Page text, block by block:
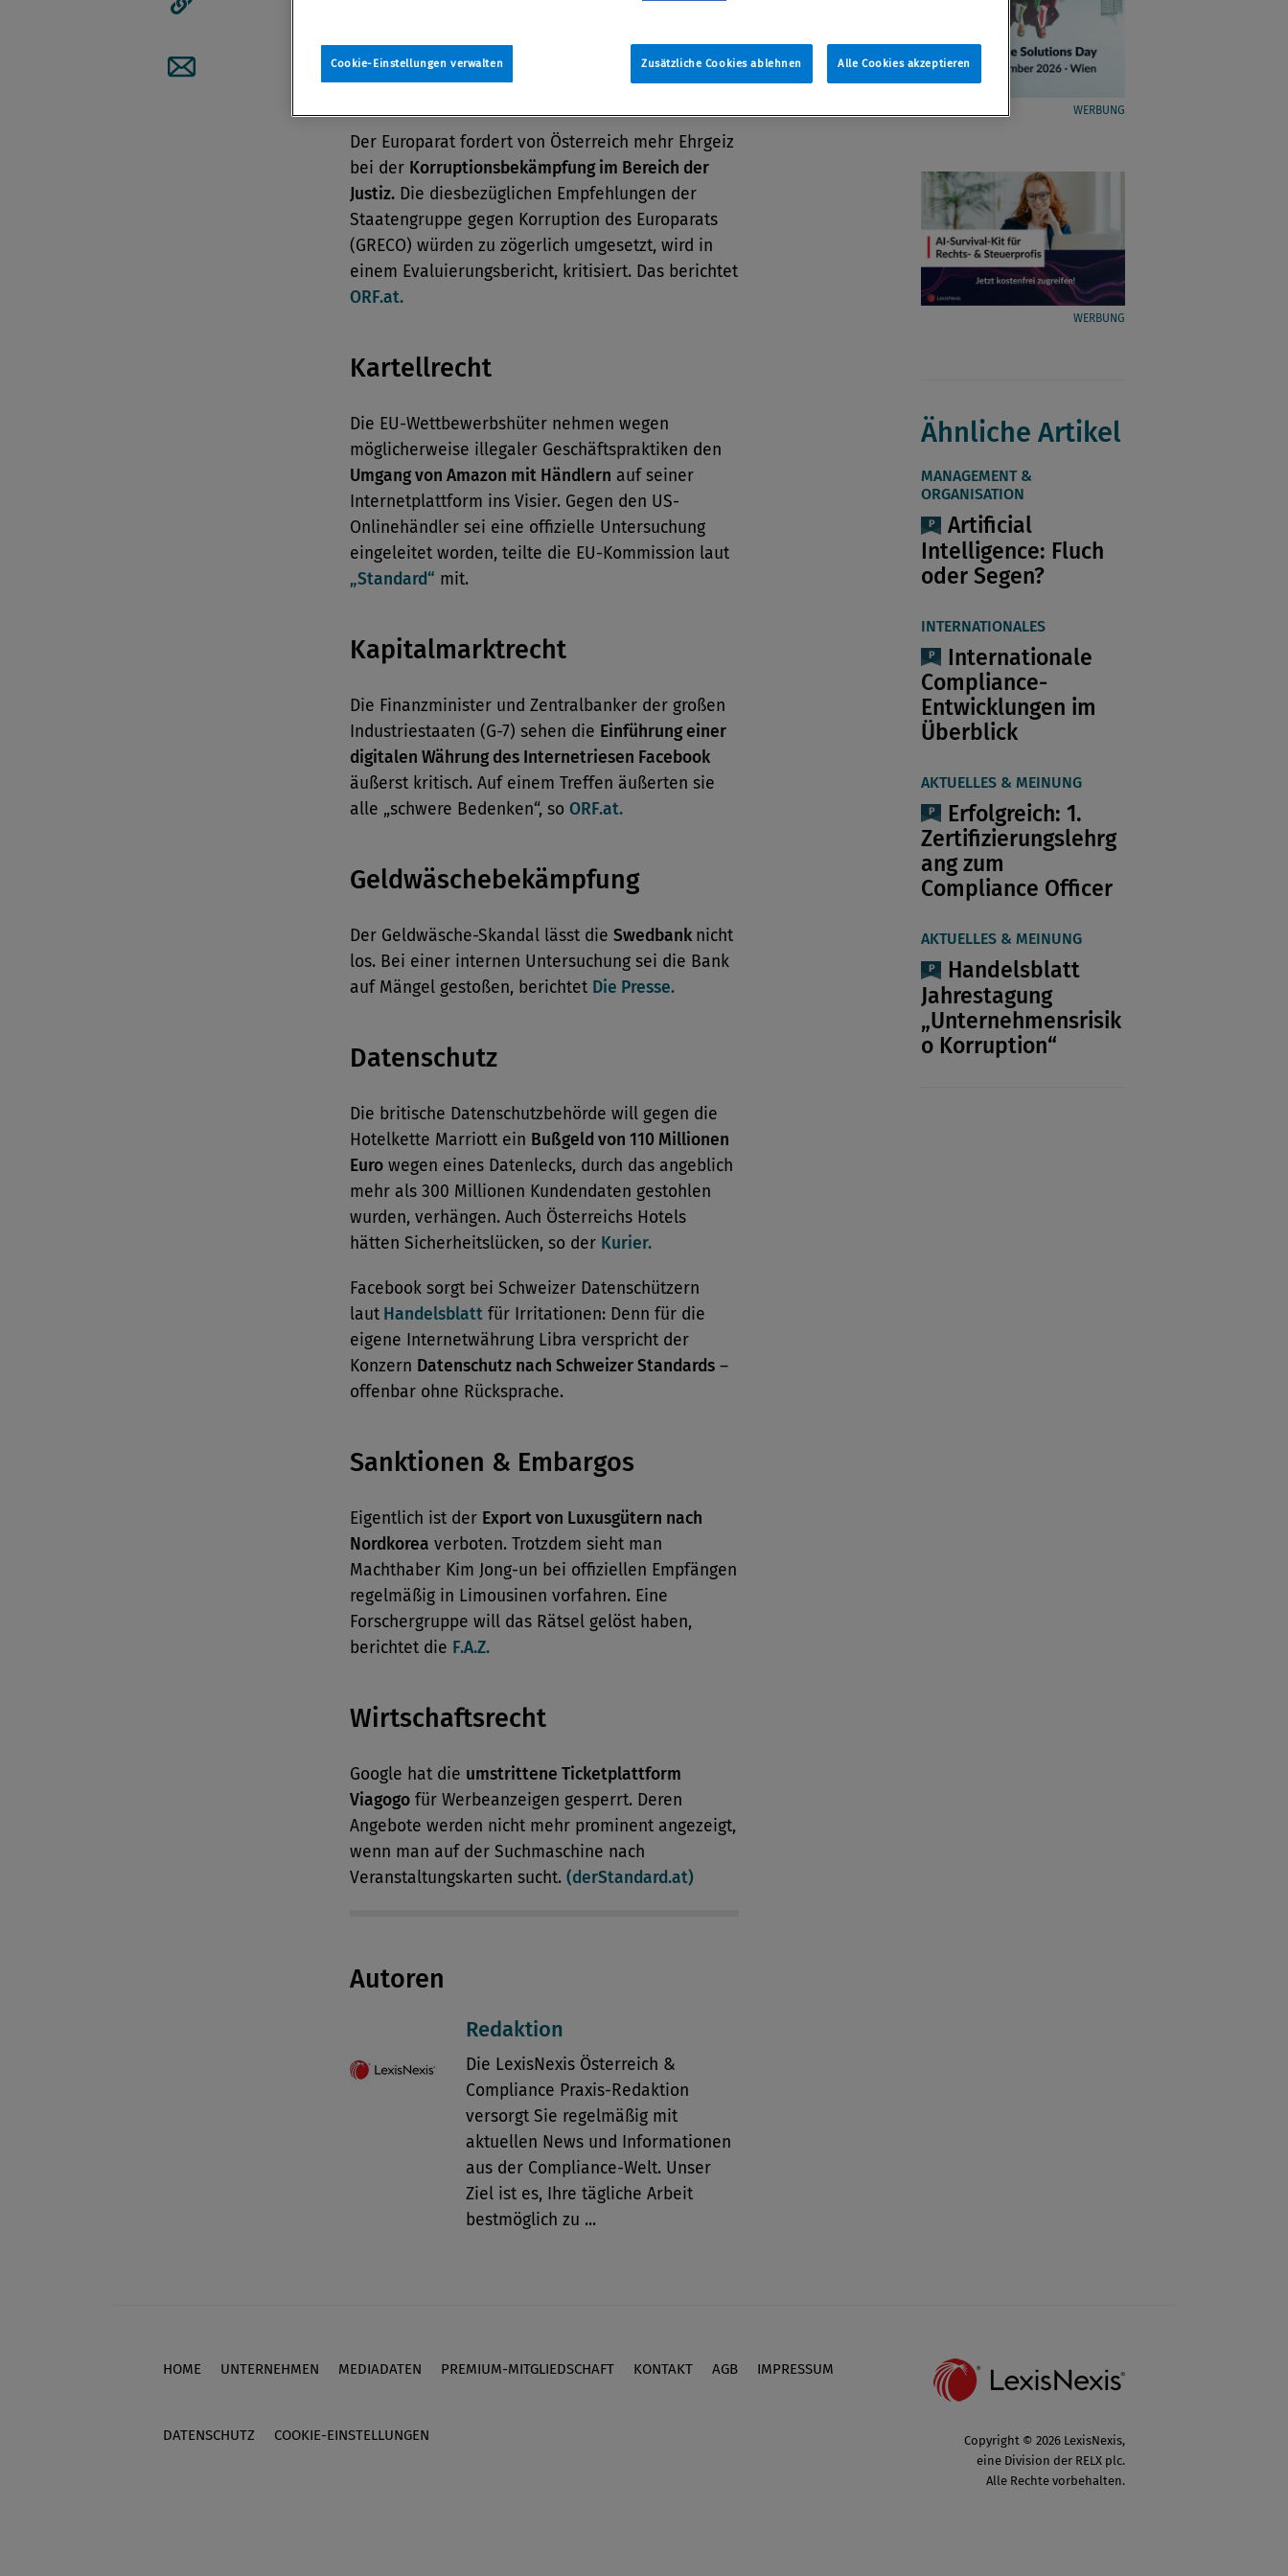
Antikorruption
Der Europarat fordert von Österreich mehr Ehrgeiz
bei der Korruptionsbekämpfung im Bereich der
Justiz. Die diesbezüglichen Empfehlungen der
Staatengruppe gegen Korruption des Europarats
(GRECO) würden zu zögerlich umgesetzt, wird in
einem Evaluierungsbericht, kritisiert. Das berichtet
ORF.at.
Kartellrecht
Die EU-Wettbewerbshüter nehmen wegen
möglicherweise illegaler Geschäftspraktiken den
Umgang von Amazon mit Händlern auf seiner
Internetplattform ins Visier. Gegen den US-
Onlinehändler sei eine offizielle Untersuchung
eingeleitet worden, teilte die EU-Kommission laut
„Standard“ mit.
Kapitalmarktrecht
Die Finanzminister und Zentralbanker der großen
Industriestaaten (G-7) sehen die Einführung einer
digitalen Währung des Internetriesen Facebook
äußerst kritisch. Auf einem Treffen äußerten sie
alle „schwere Bedenken“, so ORF.at.
Geldwäschebekämpfung
Der Geldwäsche-Skandal lässt die Swedbank nicht
los. Bei einer internen Untersuchung sei die Bank
auf Mängel gestoßen, berichtet Die Presse.
Datenschutz
Die britische Datenschutzbehörde will gegen die
Hotelkette Marriott ein Bußgeld von 110 Millionen
Euro wegen eines Datenlecks, durch das angeblich
mehr als 300 Millionen Kundendaten gestohlen
wurden, verhängen. Auch Österreichs Hotels
hätten Sicherheitslücken, so der Kurier.
Facebook sorgt bei Schweizer Datenschützern
laut Handelsblatt für Irritationen: Denn für die
eigene Internetwährung Libra verspricht der
Konzern Datenschutz nach Schweizer Standards –
offenbar ohne Rücksprache.
Sanktionen & Embargos
Eigentlich ist der Export von Luxusgütern nach
Nordkorea verboten. Trotzdem sieht man
Machthaber Kim Jong-un bei offiziellen Empfängen
regelmäßig in Limousinen vorfahren. Eine
Forschergruppe will das Rätsel gelöst haben,
berichtet die F.A.Z.
Wirtschaftsrecht
Google hat die umstrittene Ticketplattform
Viagogo für Werbeanzeigen gesperrt. Deren
Angebote werden nicht mehr prominent angezeigt,
wenn man auf der Suchmaschine nach
Veranstaltungskarten sucht. (derStandard.at)
Autoren
Redaktion
Die LexisNexis Österreich &
Compliance Praxis-Redaktion
versorgt Sie regelmäßig mit
aktuellen News und Informationen
aus der Compliance-Welt. Unser
Ziel ist es, Ihre tägliche Arbeit
bestmöglich zu ...
WERBUNG
WERBUNG
Ähnliche Artikel
MANAGEMENT &
ORGANISATION
Artificial
Intelligence: Fluch
oder Segen?
INTERNATIONALES
Internationale
Compliance-
Entwicklungen im
Überblick
AKTUELLES & MEINUNG
Erfolgreich: 1.
Zertifizierungslehrg
ang zum
Compliance Officer
AKTUELLES & MEINUNG
Handelsblatt
Jahrestagung
„Unternehmensrisik
o Korruption“
Footer
HOME UNTERNEHMEN MEDIADATEN PREMIUM-MITGLIEDSCHAFT KONTAKT AGB IMPRESSUM
DATENSCHUTZ COOKIE-EINSTELLUNGEN
Copyright © 2026 LexisNexis,
eine Division der RELX plc.
Alle Rechte vorbehalten.
Zusätzliche Cookies ablehnen Alle Cookies akzeptieren
Cookie-Einstellungen verwalten